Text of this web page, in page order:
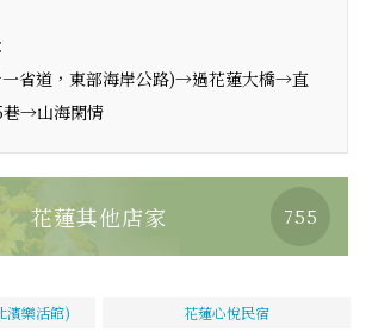
省道，東部海岸公路)→過花蓮大橋→直
巷→山海閑情
花蓮其他店家 755
濱樂活館) 花蓮心悅民宿